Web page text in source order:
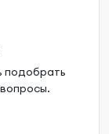
подобрать